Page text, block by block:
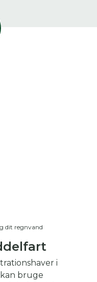
dit regnvand
i
bruge